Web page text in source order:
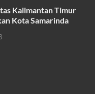
Kalimantan Timur
Kota Samarinda